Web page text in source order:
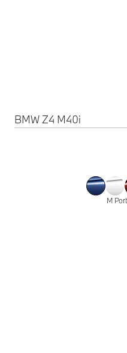
BMW Z4 M40i
M